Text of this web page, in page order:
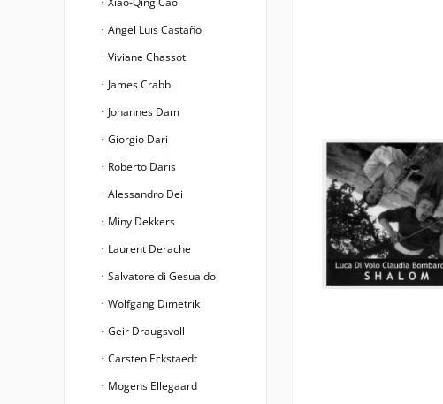
Angel Luis Castaño
Viviane Chassot
James Crabb
Johannes Dam
Giorgio Dari
Roberto Daris
Alessandro Dei
Miny Dekkers
Laurent Derache
Salvatore di Gesualdo
Wolfgang Dimetrik
Geir Draugsvoll
Carsten Eckstaedt
Mogens Ellegaard